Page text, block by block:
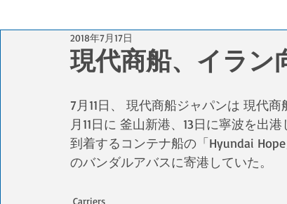
現代商船、イラン
2018年7月17日
7月11日、 現代商船ジャパンは 現代
月11日に 釜山新港、13日に寧波を出
到着するコンテナ船の「Hyundai
のバンダルアバスに寄港していた。
Carriers